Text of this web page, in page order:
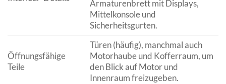
Armaturenbrett mit Displays,
Mittelkonsole und
Sicherheitsgurten.
Öffnungsfähige
Teile
Türen (häufig), manchmal auch
Motorhaube und Kofferraum, um
den Blick auf Motor und
Innenraum freizugeben.